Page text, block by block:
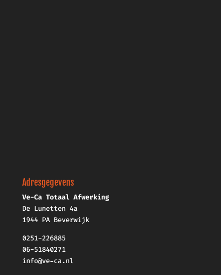
Adresgegevens
Ve-Ca Totaal Afwerking
De Lunetten 4a
1944 PA Beverwijk
0251-226885
06-51840271
info@ve-ca.nl